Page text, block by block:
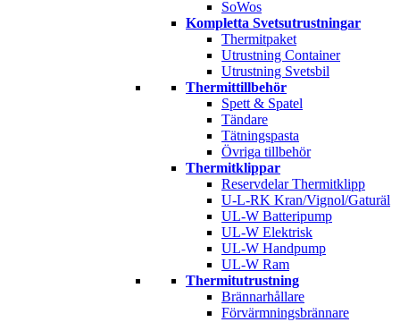
SoWos
Kompletta Svetsutrustningar
Thermitpaket
Utrustning Container
Utrustning Svetsbil
Thermittillbehör
Spett & Spatel
Tändare
Tätningspasta
Övriga tillbehör
Thermitklippar
Reservdelar Thermitklipp
U-L-RK Kran/Vignol/Gaturäl
UL-W Batteripump
UL-W Elektrisk
UL-W Handpump
UL-W Ram
Thermitutrustning
Brännarhållare
Förvärmningsbrännare